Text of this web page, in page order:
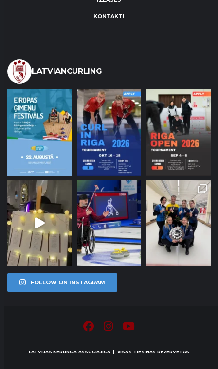
KONTAKTI
LATVIANCURLING
FOLLOW ON INSTAGRAM
LATVIJAS KĒRLINGA ASSOCIĀJICA | VISAS TIESĪBAS REZERVĒTAS